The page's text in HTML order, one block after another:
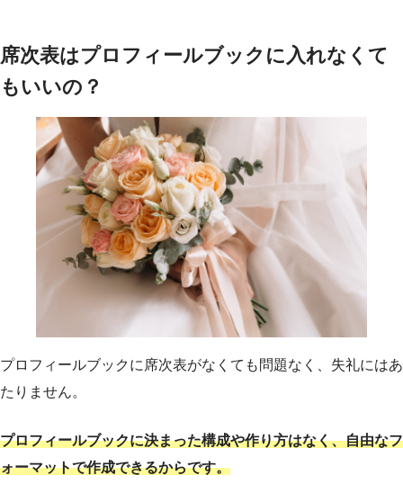
席次表はプロフィールブックに入れなくて
もいいの？
プロフィールブックに席次表がなくても問題なく、失礼にはあ
たりません。
プロフィールブックに決まった構成や作り方はなく、自由なフ
ォーマットで作成できるからです。